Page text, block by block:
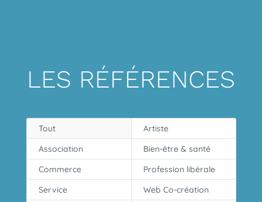
LES RÉFÉRENCES
Tout
Artiste
Association
Bien-être & santé
Commerce
Profession libérale
Service
Web Co-création